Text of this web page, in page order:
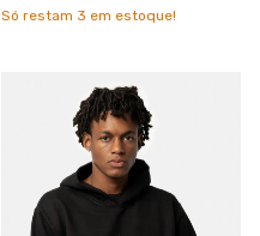
Só restam 3 em estoque!